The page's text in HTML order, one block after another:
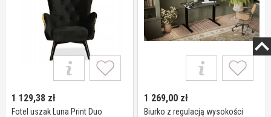
1 129,38 zł
Fotel uszak Luna Print Duo
1 269,00 zł
Biurko z regulacją wysokości